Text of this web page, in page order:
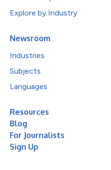
Explore by Industry
Newsroom
Industries
Subjects
Languages
Resources
Blog
For Journalists
Sign Up